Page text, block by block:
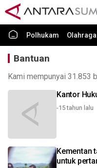
Polhukam Olahraga
Bantuan
Kami mempunyai 31.853
Kantor
-15 tahun lalu
Kementan
untuk